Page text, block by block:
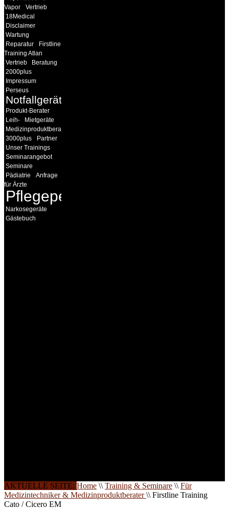
Vapor
Vertrieb
18Medical
Disclaimer
Wartung
Reparatur
Firstline
Training Atlan
Vertrieb
Beratung
2000plus
Impressum
Perseus
Notfallgeräte
Produkt-Berater
Leih-
Mietgeräte
Medizinproduktberater
3000plus
Partner
Unser Trainings
Seminarangebot
Seminare
Pädiatrie
Anfrage
für Ärzte
Pflegepersonal
Narkosegeräte
Gästebuch
AKTUELLE SEITE: Home \\ Training & Seminare \\ Für
Medizintechniker & Medizinproduktberater\\ Firstline Training
Cato / Cicero EM